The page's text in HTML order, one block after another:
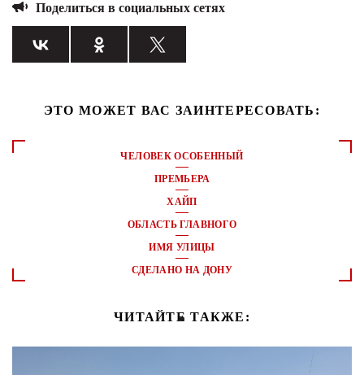
Поделиться в социальных сетях
ЭТО МОЖЕТ ВАС ЗАИНТЕРЕСОВАТЬ:
ЧЕЛОВЕК ОСОБЕННЫЙ
ПРЕМЬЕРА
ХАЙП
ОБЛАСТЬ ГЛАВНОГО
ИМЯ УЛИЦЫ
СДЕЛАНО НА ДОНУ
ЧИТАЙТЕ ТАКЖЕ: